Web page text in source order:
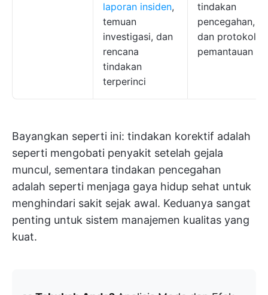
laporan insiden,
temuan
investigasi, dan
rencana
tindakan
terperinci
tindakan
pencegahan,
dan protokol
pemantauan
Bayangkan seperti ini: tindakan korektif adalah
seperti mengobati penyakit setelah gejala
muncul, sementara tindakan pencegahan
adalah seperti menjaga gaya hidup sehat untuk
menghindari sakit sejak awal. Keduanya sangat
penting untuk sistem manajemen kualitas yang
kuat.